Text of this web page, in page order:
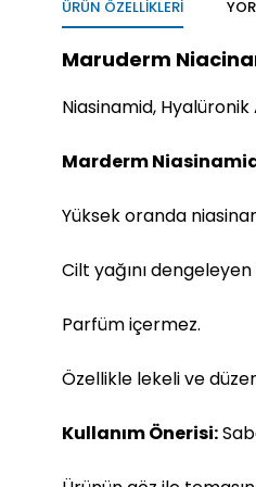
ÜRÜN ÖZELLIKLERI
Maruderm
Niasinamid,
Marderm
Yüksek oranda
Cilt yağını
Parfüm içermez.
Özellikle lekeli ve
Kullanım Önerisi: